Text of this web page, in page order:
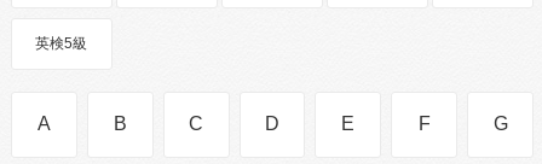
英検5級
A B C D E F G